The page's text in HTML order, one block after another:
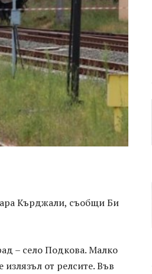
Кърджали, съобщи Би
– село Подкова. Малко
от релсите. Във